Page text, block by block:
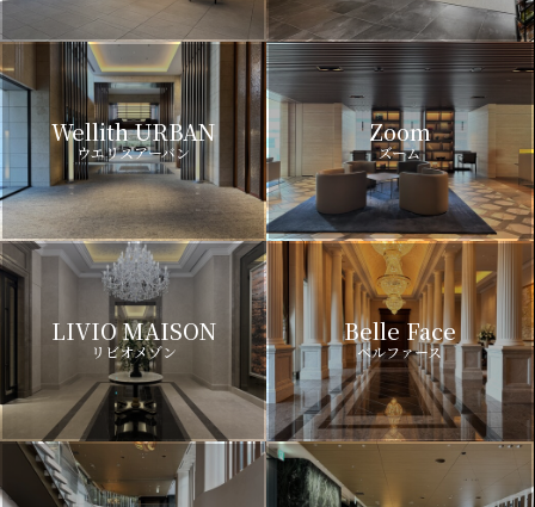
Wellith URBAN
ウエリスアーバン
Zoom
ズーム
LIVIO MAISON
リビオメゾン
Belle Face
ベルファース